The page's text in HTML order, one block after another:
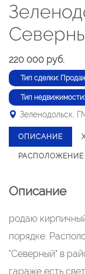
220 000 руб.
Тип сделки:
Тип
Зеленодольск,
ОПИСАНИЕ
РАСПОЛОЖЕНИЕ
Описание
родаю
порядке.
"Северный" в
гараже есть